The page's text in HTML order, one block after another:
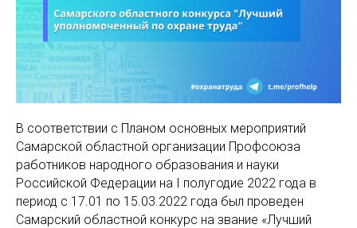
В соответствии с Планом основных мероприятий
Самарской областной организации Профсоюза
работников народного образования и науки
Российской Федерации на I полугодие 2022 года в
период с 17.01 по 15.03.2022 года был проведен
Самарский областной конкурс на звание «Лучший